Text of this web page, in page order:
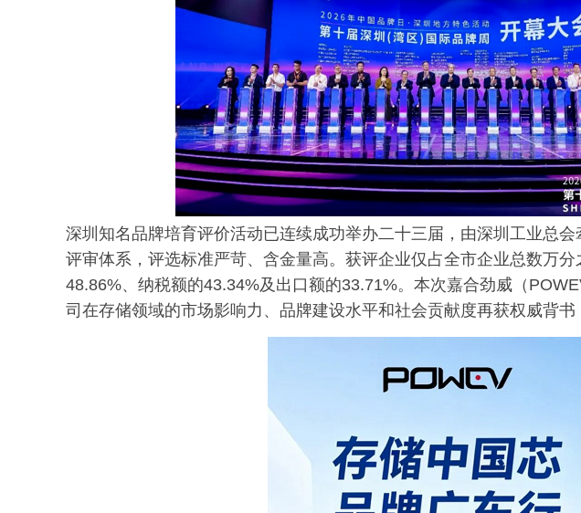
深圳知名品牌培育评价活动已连续成功举办二十三届，由深圳工业总
评审体系，评选标准严苛、含金量高。获评企业仅占全市企业总数万
48.86%、纳税额的43.34%及出口额的33.71%。本次嘉合劲威（
司在存储领域的市场影响力、品牌建设水平和社会贡献度再获权威背书